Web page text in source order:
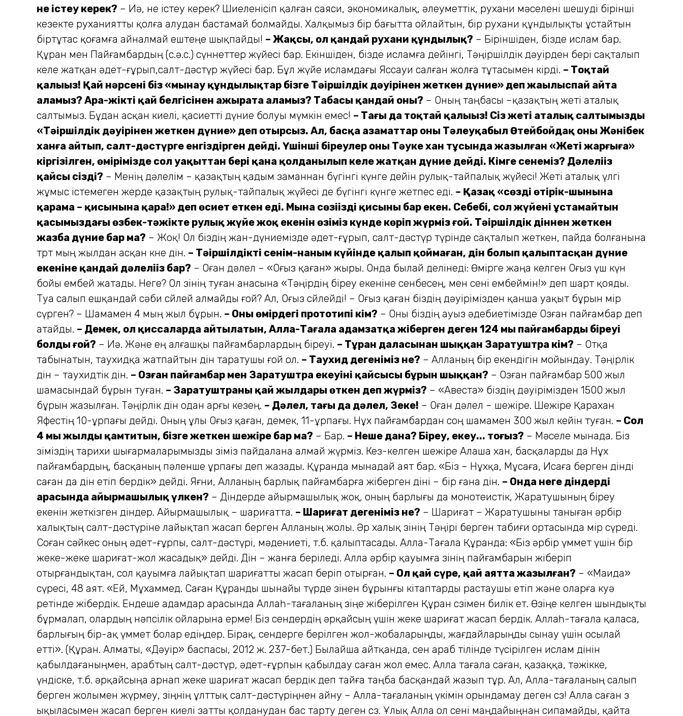
не істеу керек? ­– Иә, не істеу керек? Шиеленісіп қалған саяси, экономикалық, әлеуметтік, рухани мәселені шешуді бірінші
кезекте руханиятты қолға алудан бастамай болмайды. Халқымыз бір бағытта ойлайтын, бір рухани құндылықты ұстайтын
біртұтас қоғамға айналмай ештеңе шықпайды! – Жақсы, ол қандай рухани құндылық? – Біріншіден, бізде ислам бар.
Құран мен Пайғамбардың (с.ә.с.) сүннеттер жүйесі бар. Екіншіден, бізде исламға дейінгі, Тәңіршілдік дәуірден бері сақталып
келе жатқан әдет-ғұрып,салт-дәстүр жүйесі бар. Бұл жүйе исламдағы Яссауи салған жолға тұтасымен кірді. – Тоқтай
қалыңыз! Қай нәрсені біз «мынау құндылықтар бізге Тәңіршілдік дәуірінен жеткен дүние» деп жаңылыспай айта
аламыз? Ара-жікті қай белгісінен ажырата аламыз? Таңбасы қандай оның? – Оның таңбасы –қазақтың жеті аталық
салтымыз. Бұдан асқан киелі, қасиетті дүние болуы мүмкін емес! – Тағы да тоқтай қалыңыз! Сіз жеті аталық салтымызды
«Тәңір­шілдік дәуірінен жеткен дүние» деп отырсыз. Ал, басқа азаматтар оны Тәлеуқабыл Өтейбойдақ оны Жәнібек
ханға айтып, салт-дәстүрге енгіздірген дейді. Үшінші біреулер оны Тәуке хан тұсында жазылған «Жеті жарғыға»
кіргізілген, өмірімізде сол уақыттан бері қана қолданылып келе жатқан дүние дейді. Кімге сенеміз? Дәлеліңіз
қайсы сіздің? – Менің дәлелім – қазақтың қадым заманнан бүгінгі күнге дейін рулық-тайпалық жүйесі! Жеті аталық үлгі
жұмыс істе­ме­ген жерде қазақтың рулық-тай­палық жүйесі де бүгінгі күнге жетпес еді. – Қазақ «сөздің өтірік-шынына
қарама – қисынына қара!» деп өсиет еткен еді. Мына сөзіңіздің қисыны бар екен. Себебі, сол жүйені ұстамайтын
қасымыздағы өзбек-тәжікте рулық жүйе жоқ екенін өзіміз күнде көріп жүрміз ғой. Тәңіршілдік діннен жеткен
жазба дүние бар ма? – Жоқ! Ол біздің жан-дүние­мізде әдет-ғұрып, салт-дәстүр түрінде сақталып жеткен, пайда болғанына
төрт мың жылдан асқан көне дін. – Тәңіршілдіктің сенім-наным күйінде қалып қоймаған, дін болып қалыптасқан дүние
екеніне қандай дәлеліңіз бар? – Оған дәлел – «Оғыз қаған» жыры. Онда былай делінеді: Өмірге жаңа келген Оғыз үш күн
бойы ембей жатады. Неге? Ол өзінің туған анасына «Тәңірдің біреу екеніне сенбесең, мен сені ембеймін!» деп шарт қояды.
Туа салып ешқандай сәби сөйлей алмайды ғой? Ал, Оғыз сөйлейді! – Оғыз қаған біздің дәуіріміз­ден қанша уақыт бұрын өмір
сүрген? – Шамамен 4 мың жыл бұрын. – Оның өмірдегі прототипі кім? – Оны біздің ауыз әдебие­тімізде Озған пайғамбар деп
атайды. – Демек, ол қиссаларда айтылатын, Алла-Тағала адамзатқа жіберген деген 124 мың пайғам­бардың біреуі
болды ғой? – Иә. Және ең алғашқы пайғамбарлардың біреуі. – Тұран даласынан шыққан Заратуштра кім? – Отқа
табынатын, таухидқа жатпайтын дін таратушы ғой ол. – Таухид дегеніміз не? – Алланың бір екендігін мойындау. Тәңірлік
дін – таухидтік дін. – Озған пайғамбар мен Заратуштра екеуінің қайсысы бұрын шыққан? – Озған пайғамбар 500 жыл
шамасындай бұрын туған. – Заратуштраны қай жылдары өткен деп жүрміз? – «Авеста» біздің дәуіріміз­ден 1500 жыл
бұрын жазылған. Тәңірлік дін одан арғы кезең. – Дәлел, тағы да дәлел, Зеке! – Оған дәлел – шежіре. Шежіре Қарахан
Яфестің 10-ұрпағы дейді. Оның ұлы Оғыз қаған, демек, 11-ұрпағы. Нұх пайғамбардан соң шамамен 300 жыл кейін туған. – Сол
4 мың жылды қамти­тын, бізге жеткен шежіре бар ма? – Бар. – Неше дана? Біреу, екеу... тоғыз? – Мәселе мынада. Біз
өзіміз­дің тарихи шығармаларымызды өзіміз пайдалана алмай жүрміз. Кез-келген шежіре Алаша хан, басқаларды да Нұх
пайғам­бардың, басқаның пәленше ұрпағы деп жазады. Құранда мынадай аят бар. «Біз – Нұхқа, Мұсаға, Исаға берген дінді
саған да дін етіп бердік» дейді. Яғни, Алланың барлық пайғамбарға жіберген діні – бір ғана дін. – Онда неге діндердің
арасында айырмашылық үлкен? – Діндерде айырмашылық жоқ, оның барлығы да моно­теистік, Жаратушының біреу
екенін жеткізген діндер. Айырма­шылық – шариғатта. – Шариғат дегеніміз не? – Шариғат – Жаратушыны таныған әрбір
халықтың салт-дәстүріне лайықтап жасап берген Алланың жолы. Әр халық өзінің Тәңірі берген табиғи ортасында өмір сүреді.
Соған сәйкес оның әдет-ғұрпы, салт-дәстүрі, мәдениеті, т.б. қалыптасады. Алла-Тағала Құранда: «Біз әрбір үммет үшін бір
жеке-жеке шариғат-жол жасадық» дейді. Дін – жанға беріледі. Алла әрбір қауымға өзінің пайғамбарын жіберіп
отырғандықтан, сол қауымға лайықтап шариғатты жасап беріп отырған. – Ол қай сүре, қай аятта жазылған? – «Маида»
сүресі, 48 аят. «Ей, Мұхаммед. Саған Құранды шынайы түрде өзінен бұрынғы кітаптарды растаушы етіп және оларға куә
ретінде жібердік. Ендеше адамдар арасында Аллаһ-тағаланың өзіңе жіберілген Құран сөзімен билік ет. Өзіңе келген шындықты
бұрмалап, олардың нәпсілік ойларына ерме! Біз сендердің әрқайсың үшін жеке шариғат жасап бердік. Аллаһ-тағала қаласа,
барлығың бір-ақ үммет болар едіңдер. Бірақ, сендерге берілген жол-жобаларыңды, жағдайларыңды сынау үшін осылай
етті». (Құран. Алматы, «Дәуір» баспасы, 2012 ж. 237-бет.) Былайша айтқанда, сен араб тілінде түсірілген ислам дінін
қабылдағаныңмен, арабтың салт-дәстүр, әдет-ғұрпын қабылдау саған жол емес. Алла тағала саған, қазаққа, тәжікке,
үндіске, т.б. әрқайсыңа арнап жеке шариғат жасап бердік деп тайға таңба басқандай жазып тұр. Ал, Алла-тағаланың салып
берген жолымен жүрмеу, өзіңнің ұлттық салт-дәстүріңнен айну – Алла-тағаланың үкімін орындамау деген сөз! Алла саған өз
ықыласымен жасап берген киелі затты қолданудан бас тарту деген сөз. Ұлық Алла ол сені маңдайыңнан сипамайды, қайта